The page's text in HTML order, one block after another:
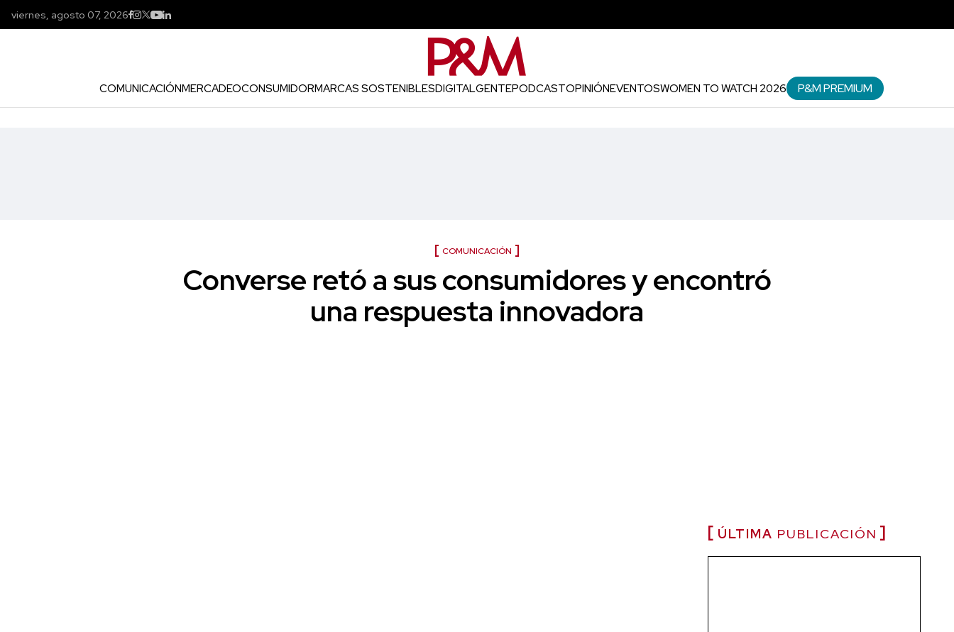
viernes, agosto 07, 2026
COMUNICACIÓNMERCADEOCONSUMIDORMARCAS SOSTENIBLESDIGITALGENTEPODCASTOPINIÓNEVENTOSWOMEN TO WATCH 2026 P&M PREMIUM
COMUNICACIÓN
Converse retó a sus consumidores y encontró
una respuesta innovadora
ÚLTIMA PUBLICACIÓN